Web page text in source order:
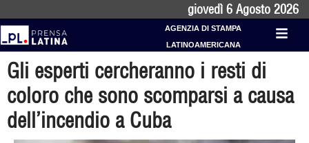
giovedì 6 Agosto 2026
AGENZIA DI STAMPA
LATINOAMERICANA
Gli esperti cercheranno i resti di
coloro che sono scomparsi a causa
dell’incendio a Cuba